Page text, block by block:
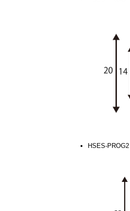
HSES-PROG2